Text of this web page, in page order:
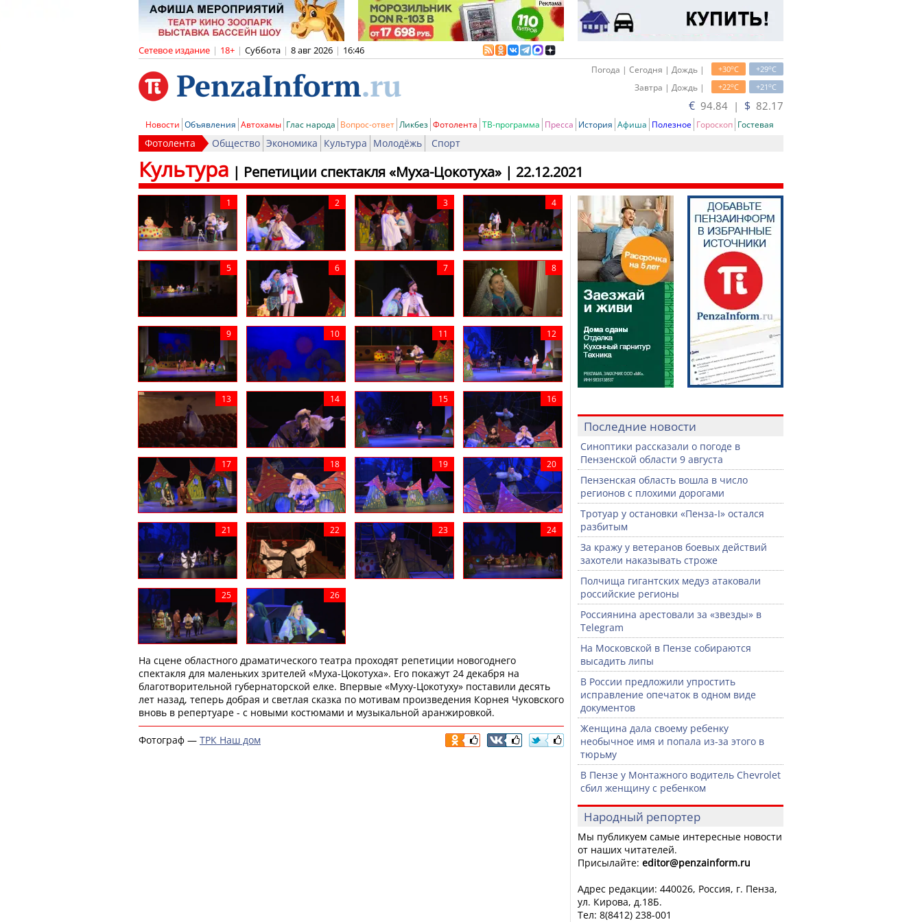
Сетевое издание | 18+ | Суббота | 8 авг 2026 | 16:46
+29oC
+30oC
Погода | Сегодня | Дождь |
+21oC
+22oC
Завтра | Дождь |
€ 94.84 | $ 82.17
Новости Объявления Автохамы Глас народа Вопрос-ответ Ликбез Фотолента ТВ-программа Пресса История Афиша Полезное Гороскоп Гостевая
Фотолента Общество Экономика Культура Молодёжь Спорт
Культура | Репетиции спектакля «Муха-Цокотуха» | 22.12.2021
На сцене областного драматического театра проходят репетиции новогоднего
спектакля для маленьких зрителей «Муха-Цокотуха». Его покажут 24 декабря на
благотворительной губернаторской елке. Впервые «Муху-Цокотуху» поставили десять
лет назад, теперь добрая и светлая сказка по мотивам произведения Корнея Чуковского
вновь в репертуаре - с новыми костюмами и музыкальной аранжировкой.
Фотограф — ТРК Наш дом
Последние новости
Синоптики рассказали о погоде в
Пензенской области 9 августа
Пензенская область вошла в число
регионов с плохими дорогами
Тротуар у остановки «Пенза-I» остался
разбитым
За кражу у ветеранов боевых действий
захотели наказывать строже
Полчища гигантских медуз атаковали
российские регионы
Россиянина арестовали за «звезды» в
Telegram
На Московской в Пензе собираются
высадить липы
В России предложили упростить
исправление опечаток в одном виде
документов
Женщина дала своему ребенку
необычное имя и попала из-за этого в
тюрьму
В Пензе у Монтажного водитель Chevrolet
сбил женщину с ребенком
Народный репортер
Мы публикуем самые интересные новости
от наших читателей.
Присылайте: editor@penzainform.ru
Адрес редакции: 440026, Россия, г. Пенза,
ул. Кирова, д.18Б.
Тел: 8(8412) 238-001